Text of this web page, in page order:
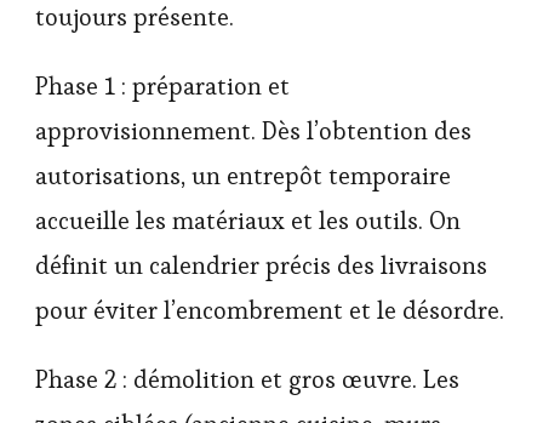
toujours présente.
Phase 1 : préparation et
approvisionnement. Dès l’obtention des
autorisations, un entrepôt temporaire
accueille les matériaux et les outils. On
définit un calendrier précis des livraisons
pour éviter l’encombrement et le désordre.
Phase 2 : démolition et gros œuvre. Les